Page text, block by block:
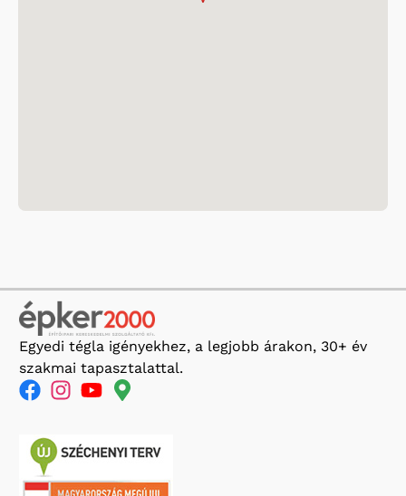
Egyedi tégla igényekhez, a legjobb árakon, 30+ év
szakmai tapasztalattal.